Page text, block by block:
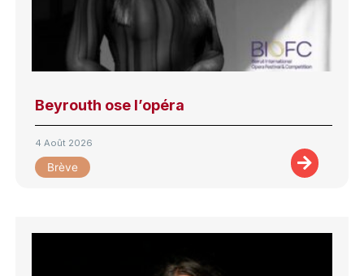
Beyrouth ose l’opéra
4 Août 2026
Brève